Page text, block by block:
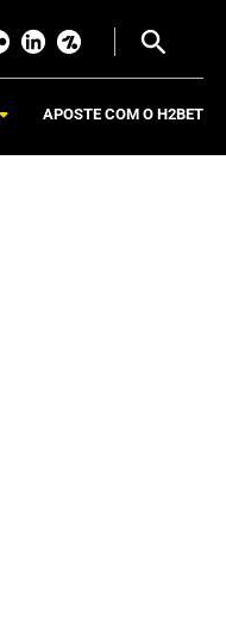
APOSTE COM O H2BET